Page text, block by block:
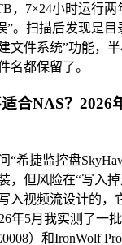
，7×24小时运行
”。扫描后发现是目
文件系统”功能，
名都保留了。
合NAS？2026
“希捷监控盘
，但风险在“写入掉
入视频流设计的，
年5月我实测了一
）和IronWolf Pro